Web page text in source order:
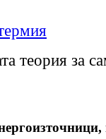
теория за